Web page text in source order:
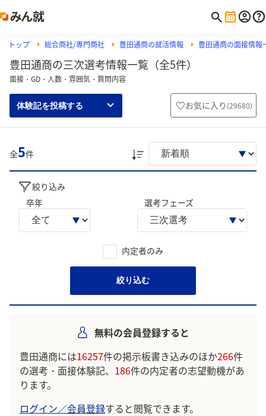
トップ 総合商社/専門商社 豊田通商の就活情報 豊田通商の面接情報
豊田通商の三次選考情報一覧（全5件）
面接・GD・人数・雰囲気・質問内容
体験記を投稿する お気に入り (29680)
全5件
絞り込み
卒年
選考フェーズ
内定者のみ
絞り込む
無料の会員登録すると
豊田通商には16257件の掲示板書き込みのほか266件
の選考・面接体験記、 186件の内定者の志望動機があ
ります。
ログイン／会員登録すると閲覧できます。